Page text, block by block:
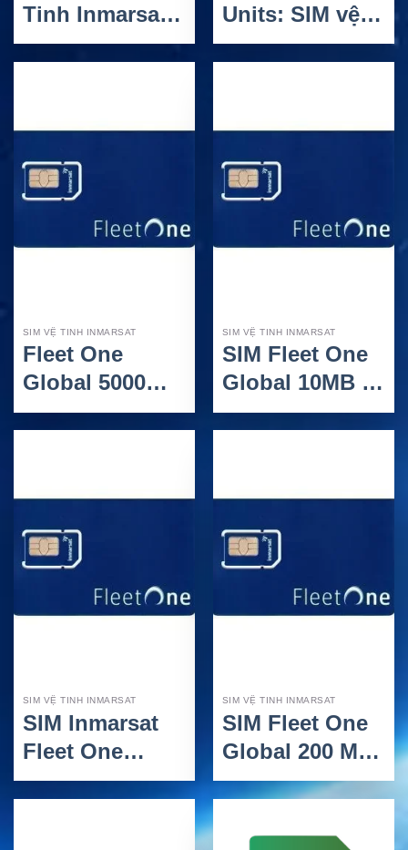
Tinh Inmarsat
IsatPhone Pro
– Thiết bị liên
vùng xa
Units: SIM vệ
tinh dịch vụ trả
trước cho kết
SIM VỆ TINH INMARSAT
Fleet One
Global 5000
Units: SIM vệ
One Global 1
GB cho tàu
biển
SIM VỆ TINH INMARSAT
SIM Fleet One
Global 10MB –
Gói trả trước
Inmarsat Fleet
One
SIM VỆ TINH INMARSAT
SIM Inmarsat
Fleet One
Global 100 MB
– Gói trả trước
SIM VỆ TINH INMARSAT
SIM Fleet One
Global 200 MB
– Gói trả trước
cân bằng cho
liên lạc vệ tinh